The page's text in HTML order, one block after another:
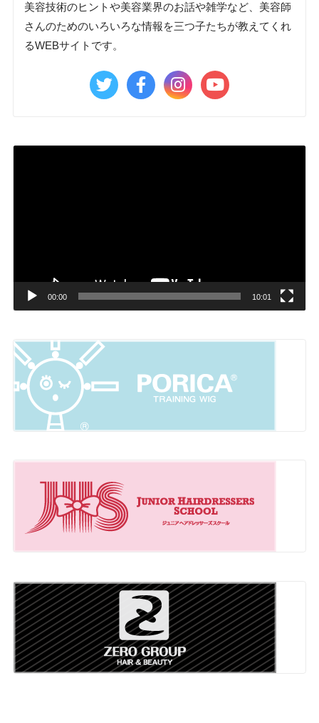
美容技術のヒントや美容業界のお話や雑学など、美容師
さんのためのいろいろな情報を三つ子たちが教えてくれ
るWEBサイトです。
00:00 10:01